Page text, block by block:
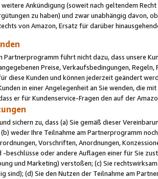
Ankündigung (soweit nach geltendem
zu haben) und zwar unabhängig davon,
von Amazon, Ersatz für darüber
Partnerprogramm führt nicht dazu, dass unsere
Preise, Verkaufsbedingungen,
diese Kunden und können jederzeit geändert
in einer Angelegenheit an Sie wenden, die
er für Kundenservice-Fragen den auf der
sichern zu, dass (a) Sie gemäß dieser
weder Ihre Teilnahme am Partnerprogramm
Vorschriften, Anordnungen,
-beschlüsse oder andere Auflagen einer für Sie
und Marketing) verstoßen; (c) Sie
sind); (d) Sie den Nutzen der Teilnahme am